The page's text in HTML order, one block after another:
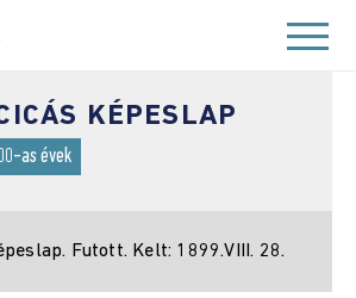
KÉPESLAP
as évek
Futott. Kelt: 1899.VIII. 28.